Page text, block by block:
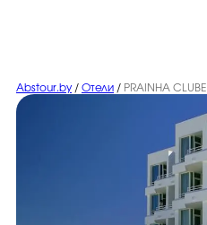
Abstour.by / Отели / PRAINHA CLUBE